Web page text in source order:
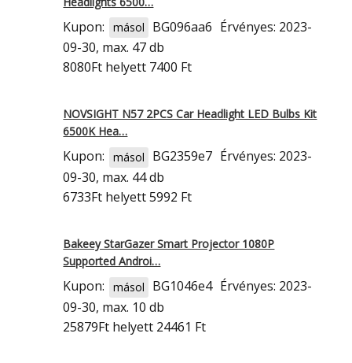
Kupon: másol BG096aa6 Érvényes: 2023-
09-30, max. 47 db
8080Ft helyett 7400 Ft
NOVSIGHT N57 2PCS Car Headlight LED Bulbs Kit
6500K Hea…
Kupon: másol BG2359e7 Érvényes: 2023-
09-30, max. 44 db
6733Ft helyett 5992 Ft
Bakeey StarGazer Smart Projector 1080P
Supported Androi…
Kupon: másol BG1046e4 Érvényes: 2023-
09-30, max. 10 db
25879Ft helyett 24461 Ft